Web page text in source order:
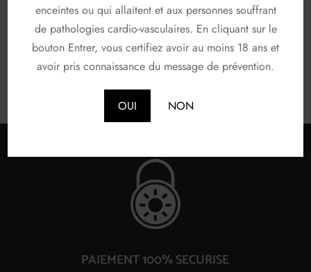
enceintes ou qui allaitent et aux personnes souffrant
de pathologies cardio-vasculaires. En cliquant sur le
bouton Entrer, vous certifiez avoir au moins 18 ans et
avoir pris connaissance du message de prévention.
OUI NON
Non classé
En stock
PAIEMENT 100% SECURISE